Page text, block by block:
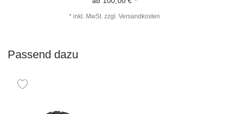
* inkl. MwSt. zzgl. Versandkosten
Passend dazu